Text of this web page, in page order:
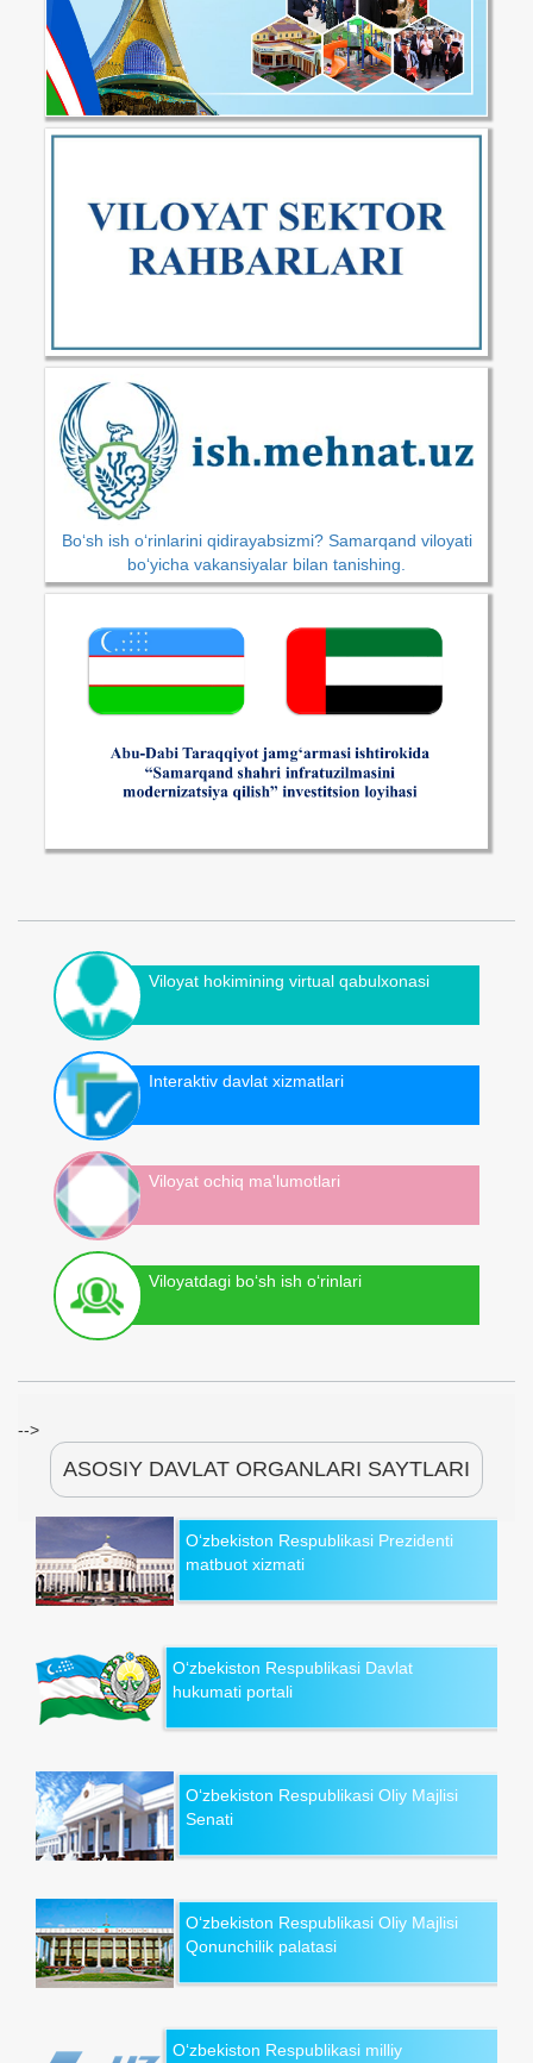
Bo‘sh ish o‘rinlarini qidirayabsizmi? Samarqand viloyati
bo‘yicha vakansiyalar bilan tanishing.
Viloyat hokimining virtual qabulxonasi
Interaktiv davlat xizmatlari
Viloyat ochiq ma'lumotlari
Viloyatdagi bo‘sh ish o‘rinlari
-->
ASOSIY DAVLAT ORGANLARI SAYTLARI
O‘zbekiston Respublikasi Prezidenti
matbuot xizmati
O‘zbekiston Respublikasi Davlat
hukumati portali
O‘zbekiston Respublikasi Oliy Majlisi
Senati
O‘zbekiston Respublikasi Oliy Majlisi
Qonunchilik palatasi
O‘zbekiston Respublikasi milliy